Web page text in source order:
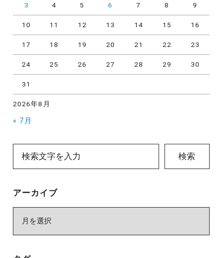
2026年8月
3 4 5 6 7 8 9
10 11 12 13 14 15 16
17 18 19 20 21 22 23
24 25 26 27 28 29 30
31
« 7月
検索
アーカイブ